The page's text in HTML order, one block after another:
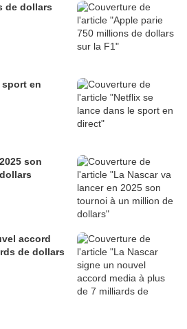
de dollars
en
son
accord
de dollars